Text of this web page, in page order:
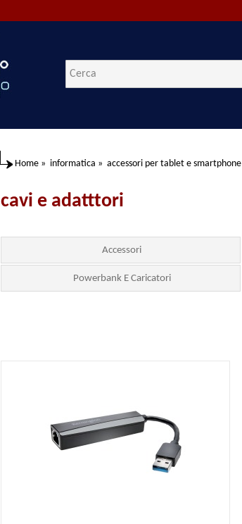
Home » informatica » accessori per tablet e smartphone
cavi e adatttori
Accessori
Powerbank E Caricatori